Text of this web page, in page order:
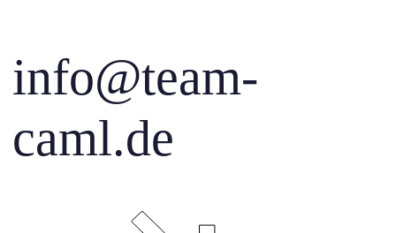
info@team-
caml.de